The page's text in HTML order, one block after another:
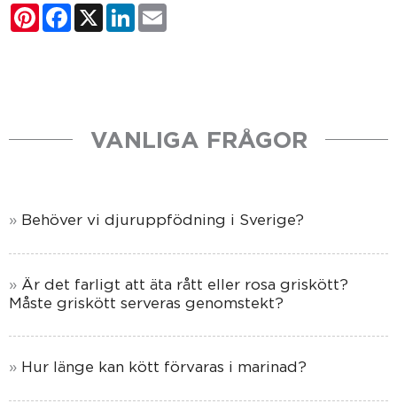
PinterestFacebook
X LinkedIn
VANLIGA FRÅGOR
Behöver vi djuruppfödning i Sverige?
Är det farligt att äta rått eller rosa griskött?
Måste griskött serveras genomstekt?
Hur länge kan kött förvaras i marinad?